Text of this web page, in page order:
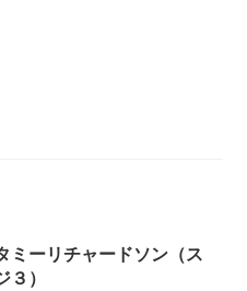
ミーリチャードソン（ス
３）